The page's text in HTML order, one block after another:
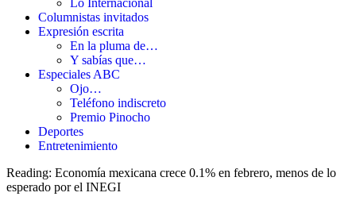
Lo Internacional
Columnistas invitados
Expresión escrita
En la pluma de…
Y sabías que…
Especiales ABC
Ojo…
Teléfono indiscreto
Premio Pinocho
Deportes
Entretenimiento
Reading: Economía mexicana crece 0.1% en febrero, menos de lo
esperado por el INEGI